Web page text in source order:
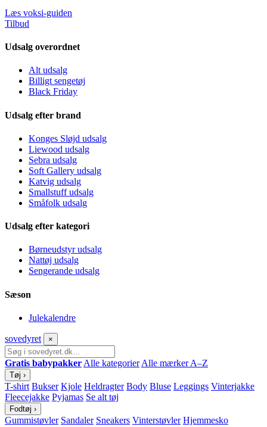
Læs voksi-guiden
Tilbud
Udsalg overordnet
Alt udsalg
Billigt sengetøj
Black Friday
Udsalg efter brand
Konges Sløjd udsalg
Liewood udsalg
Sebra udsalg
Soft Gallery udsalg
Katvig udsalg
Smallstuff udsalg
Småfolk udsalg
Udsalg efter kategori
Børneudstyr udsalg
Nattøj udsalg
Sengerande udsalg
Sæson
Julekalendre
sovedyret ×
Gratis babypakker Alle kategorier Alle mærker A–Z
Tøj ›
T-shirt Bukser Kjole Heldragter Body Bluse Leggings Vinterjakke
Fleecejakke Pyjamas Se alt tøj
Fodtøj ›
Gummistøvler Sandaler Sneakers Vinterstøvler Hjemmesko